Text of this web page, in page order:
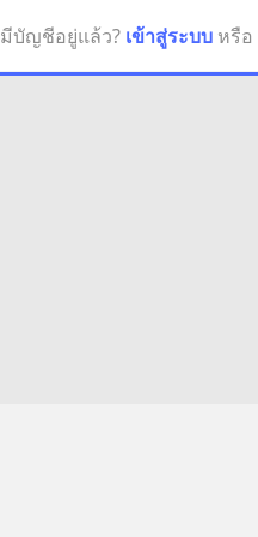
มีบัญชีอยู่แล้ว? เข้าสู่ระบบ หรือ